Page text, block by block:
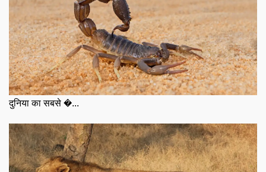
दुनिया का सबसे �...